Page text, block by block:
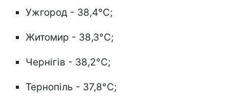
Ужгород - 38,4°C;
Житомир - 38,3°C;
Чернігів - 38,2°C;
Тернопіль - 37,8°C;